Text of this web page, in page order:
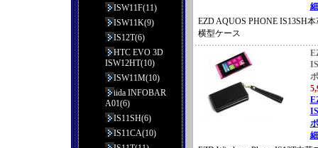
EZD AQUOS PHONE IS13SH
横型ケース
ISW11F(11)
ISW11K(9)
IS12T(6)
HTC EVO 3D
ISW12HT(10)
ISW11M(10)
iida INFOBAR
A01(6)
IS11SH(6)
IS11CA(10)